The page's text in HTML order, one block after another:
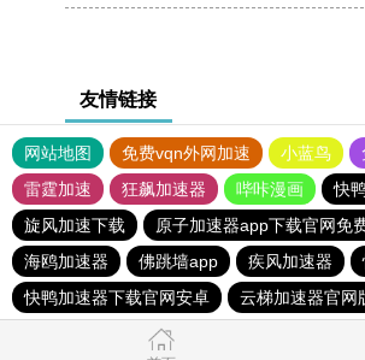
友情链接
网站地图 免费vqn外网加速 小蓝鸟
雷霆加速
狂飙加速器 哔咔漫画 快
旋风加速下载
原子加速器app下载官网免
海鸥加速器
佛跳墙app 疾风加速器
快鸭加速器下载官网安卓
云梯加速器官网